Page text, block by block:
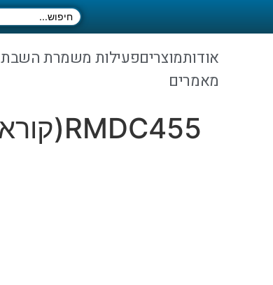
אודותמוצריםפעילות משמרת השבת
מאמרים
RMDC455(קוראדו )